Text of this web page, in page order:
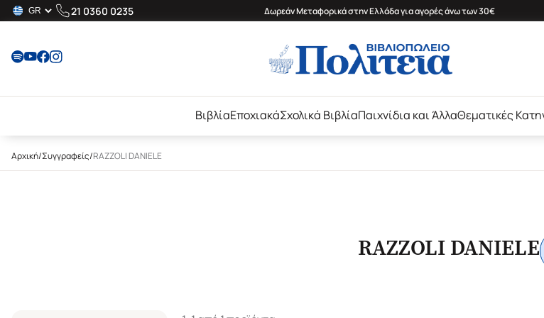
21 0360 0235 Δωρεάν Μεταφορικά στην Ελλάδα για αγορές άνω των 30€
ΒιβλίαΕποχιακάΣχολικά ΒιβλίαΠαιχνίδια και ΆλλαΘεματικές
Αρχική/Συγγραφείς/RAZZOLI DANIELE
RAZZOLI DANIELE